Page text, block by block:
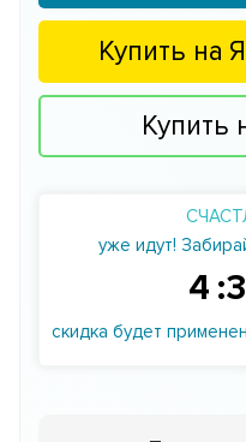
Купить на
Купить
уже идут!
4 :
скидка будет